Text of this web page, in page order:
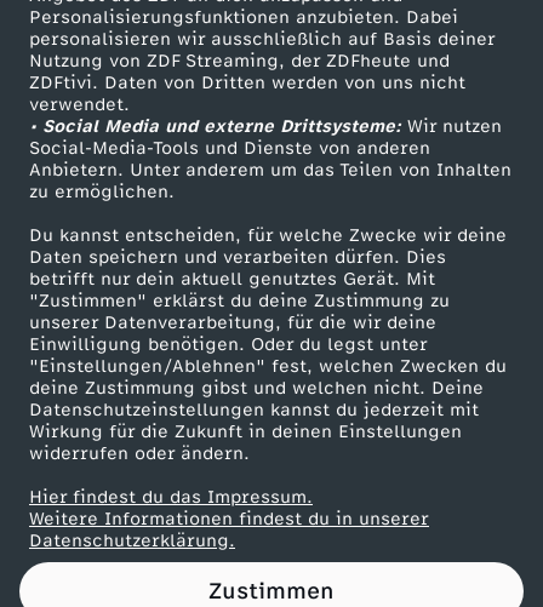
Personalisierungsfunktionen anzubieten. Dabei
personalisieren wir ausschließlich auf Basis deiner
Nutzung von ZDF Streaming, der ZDFheute und
ZDFtivi. Daten von Dritten werden von uns nicht
verwendet.
• Social Media und externe Drittsysteme:Wir nutzen
Social-Media-Tools und Dienste von anderen
Anbietern. Unter anderem um das Teilen von Inhalten
zu ermöglichen.
Du kannst entscheiden, für welche Zwecke wir deine
Daten speichern und verarbeiten dürfen. Dies
betrifft nur dein aktuell genutztes Gerät. Mit
"Zustimmen" erklärst du deine Zustimmung zu
unserer Datenverarbeitung, für die wir deine
Einwilligung benötigen. Oder du legst unter
"Einstellungen/Ablehnen" fest, welchen Zwecken du
deine Zustimmung gibst und welchen nicht. Deine
Datenschutzeinstellungen kannst du jederzeit mit
Wirkung für die Zukunft in deinen Einstellungen
widerrufen oder ändern.
Hier findest du das Impressum.
Weitere Informationen findest du in unserer
Datenschutzerklärung.
Zustimmen
f
o
r
m
:
G
e
s
u
n
TV-Programm
ZDF Unternehmen
Karriere
ZDF goes Schule
Werbefernsehen
Mainzelmännchen
Partner